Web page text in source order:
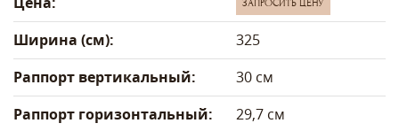
ЗАПРОСИТЬ ЦЕНУ
Ширина (см):
325
Раппорт вертикальный:
30 см
Раппорт горизонтальный:
29,7 см